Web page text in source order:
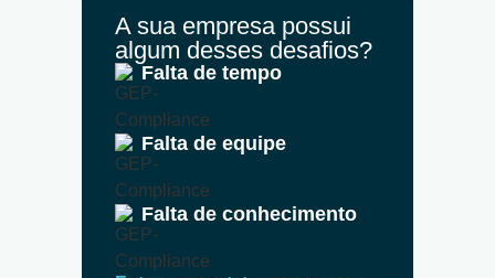
A sua empresa possui
algum desses desafios?
Falta de tempo
Falta de equipe
Falta de conhecimento